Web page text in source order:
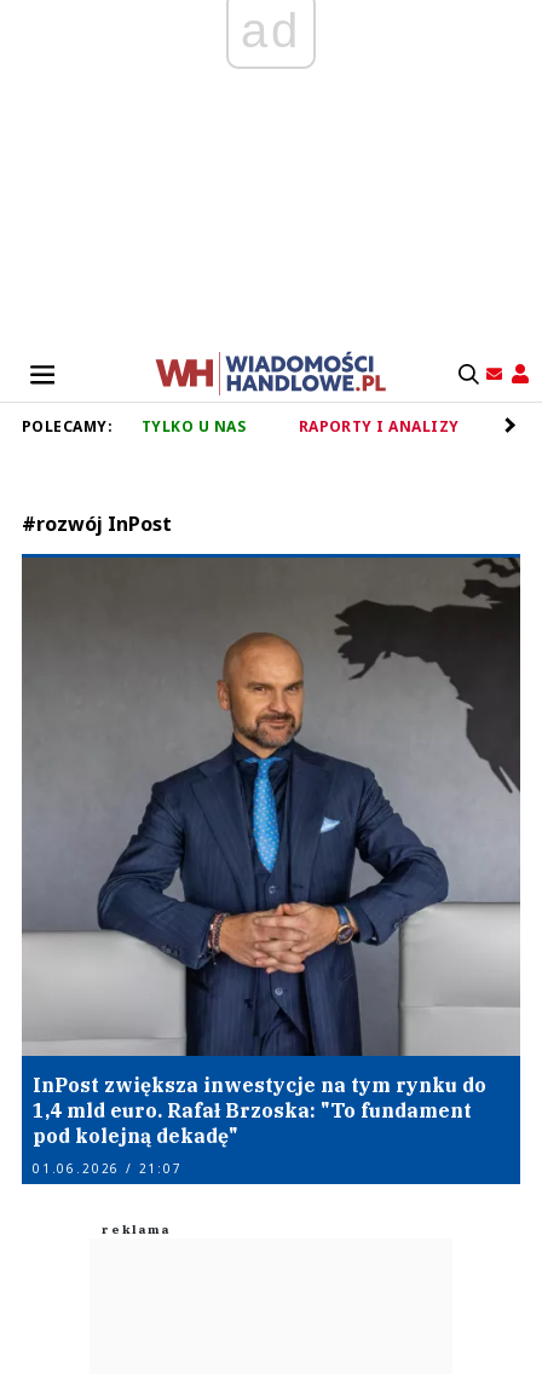
ad
POLECAMY: TYLKO U NAS RAPORTY I ANALIZY
#rozwój InPost
InPost zwiększa inwestycje na tym rynku do
1,4 mld euro. Rafał Brzoska: "To fundament
pod kolejną dekadę"
01.06.2026 / 21:07